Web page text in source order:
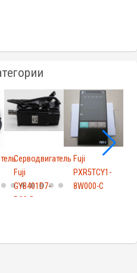
Серводвигатель
Fuji
GYB401D7-
RC2-B
Fuji
PXR5TCY1-
8W000-C